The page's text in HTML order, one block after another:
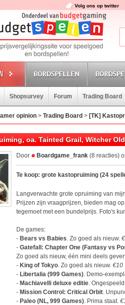
Volg ons op twitter
BORDSPELLEN
Shopsurvey Forum Trading Board
opinion> Trading Board > [TK]
oa. Tainted Grail, Witcher
Door Boardgame_frank (8 reacties)
Te koop: grote kastopruiming (24
Langverwachte grote opruiming van
Prijzen zijn vraagprijzen, bieden mag
tegemoet met een bundelprijs. Foto's
De games:
- Bears vs Babies. Zo goed als nieuw.
- Gatefall: Chapter One (Fantasy vs
Zo goed als nieuw, één mini deels
- King of Tokyo. Zo goed als nieuw. €10
- Libertalia (999 Games). Demo-
- Machiavelli deluxe editie.
- Mission Control: Critical Orbit.
- Paleo (NL, 999 Games). Prima staat.